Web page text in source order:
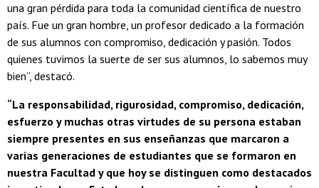
una gran pérdida para toda la comunidad científica de nuestro
país. Fue un gran hombre, un profesor dedicado a la formación
de sus alumnos con compromiso, dedicación y pasión. Todos
quienes tuvimos la suerte de ser sus alumnos, lo sabemos muy
bien”, destacó.
“La responsabilidad, rigurosidad, compromiso, dedicación,
esfuerzo y muchas otras virtudes de su persona estaban
siempre presentes en sus enseñanzas que marcaron a
varias generaciones de estudiantes que se formaron en
nuestra Facultad y que hoy se distinguen como destacados